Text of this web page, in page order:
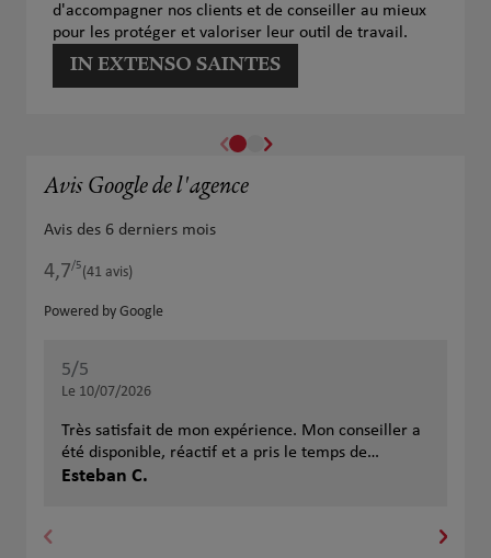
d'accompagner nos clients et de conseiller au mieux
pour les protéger et valoriser leur outil de travail.
IN EXTENSO SAINTES
Avis Google de l'agence
Avis des 6 derniers mois
4,7/5Note de 4.7 sur 5
(41 avis)
Powered by Google
5/5
Le 10/07/2026
Très satisfait de mon expérience. Mon conseiller a
été disponible, réactif et a pris le temps de
m'expliquer les différentes garanties afin de
Esteban C.